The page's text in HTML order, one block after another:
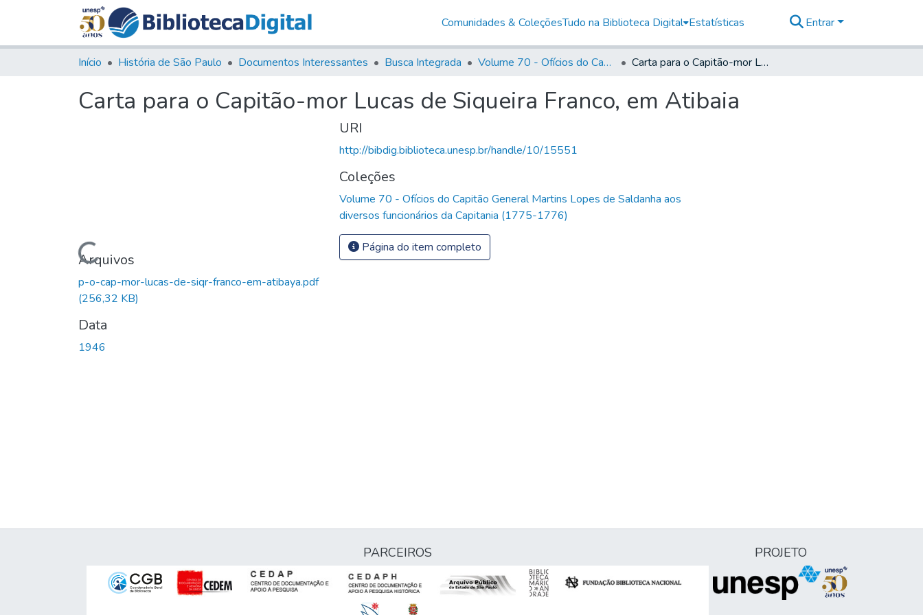
Comunidades & ColeçõesTudo na Biblioteca Digital Estatísticas Entrar
Início História de São Paulo Documentos Interessantes Busca Integrada Volume 70 - Ofícios do Capitão General Martins Lopes de Saldanha aos diversos funcionários da Capitania (1775-1776) Carta para o Capitão-mor Lucas de Siqueira Franco, em Atibaia
Carta para o Capitão-mor Lucas de Siqueira Franco, em Atibaia
Carregando...
Arquivos
p-o-cap-mor-lucas-de-siqr-franco-em-atibaya.pdf
(256,32 KB)
Data
1946
URI
http://bibdig.biblioteca.unesp.br/handle/10/15551
Coleções
Volume 70 - Ofícios do Capitão General Martins Lopes de Saldanha aos
diversos funcionários da Capitania (1775-1776)
Página do item completo
PARCEIROS PROJETO